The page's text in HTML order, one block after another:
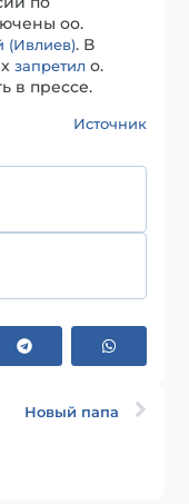
оо.
(Ивлиев). В
запретил о.
в прессе.
Источник
Новый папа